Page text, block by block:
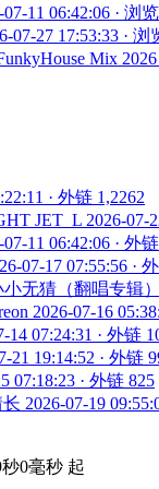
07-11 06:42:06 · 浏
07-27 17:53:33 · 浏
Mix
· 外链 1,2262
JET_L 2026-07-
07-11 06:42:06 · 外
07-17 07:55:56 ·
无猜（翻唱专辑
2026-07-16
14 07:24:31 · 外链
21 19:14:52 · 外链
07:18:23 · 外链 825
2026-07-19
0毫秒 起